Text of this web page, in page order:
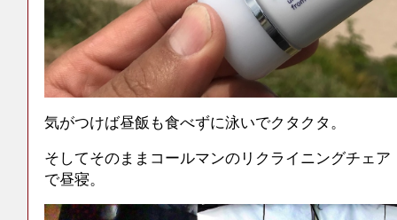
気がつけば昼飯も食べずに泳いでクタクタ。
そしてそのままコールマンのリクライニングチェ
で昼寝。